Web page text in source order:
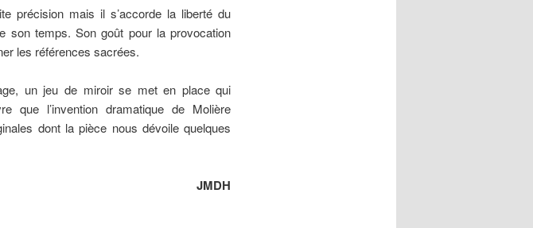
précision mais il s’accorde la liberté du
son temps. Son goût pour la provocation
les références sacrées.
un jeu de miroir se met en place qui
que l’invention dramatique de Molière
dont la pièce nous dévoile quelques
JMDH